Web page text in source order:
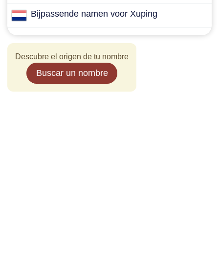
Bijpassende namen voor Xuping
Descubre el origen de tu nombre
Buscar un nombre